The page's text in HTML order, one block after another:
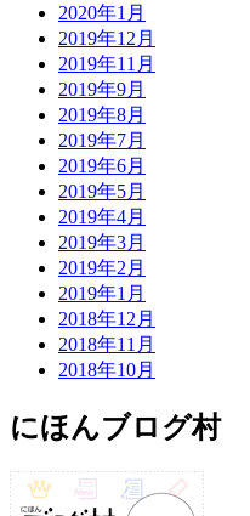
2020年1月
2019年12月
2019年11月
2019年9月
2019年8月
2019年7月
2019年6月
2019年5月
2019年4月
2019年3月
2019年2月
2019年1月
2018年12月
2018年11月
2018年10月
にほんブログ村